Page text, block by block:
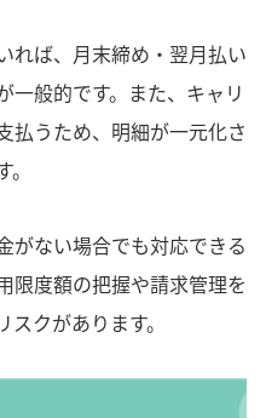
れば、月末締め・翌月払い
一般的です。また、キャリ
払うため、明細が一元化さ
がない場合でも対応できる
限度額の把握や請求管理を
クがあります。